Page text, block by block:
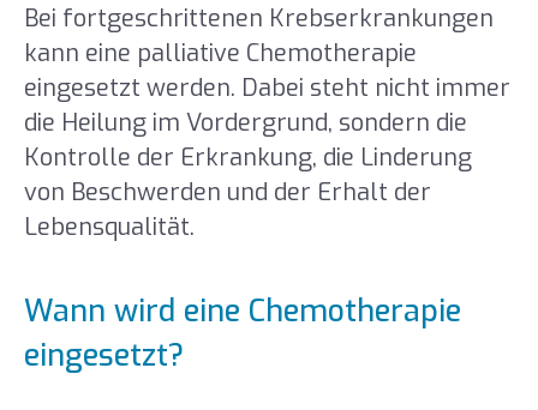
Bei fortgeschrittenen Krebserkrankungen
kann eine palliative Chemotherapie
eingesetzt werden. Dabei steht nicht immer
die Heilung im Vordergrund, sondern die
Kontrolle der Erkrankung, die Linderung
von Beschwerden und der Erhalt der
Lebensqualität.
Wann wird eine Chemotherapie
eingesetzt?